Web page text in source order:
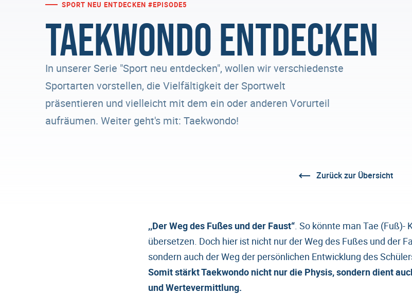
SPORT NEU ENTDECKEN #EPISODE5
Taekwondo entdecken
In unserer Serie "Sport neu entdecken", wollen wir verschiedenste
Sportarten vorstellen, die Vielfältigkeit der Sportwelt
präsentieren und vielleicht mit dem ein oder anderen Vorurteil
aufräumen. Weiter geht's mit: Taekwondo!
Zurück zur Übersicht
,,Der Weg des Fußes und der Faust“. So könnte man Tae (Fuß)-
übersetzen. Doch hier ist nicht nur der Weg des Fußes und der
sondern auch der Weg der persönlichen Entwicklung des
Somit stärkt Taekwondo nicht nur die Physis, sondern dient
und Wertevermittlung.